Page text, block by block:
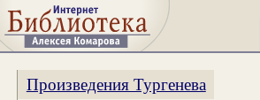
Произведения Тургенева